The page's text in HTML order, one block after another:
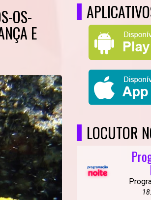
OS-
E
LOCUTOR